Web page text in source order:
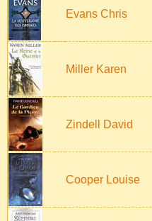
Evans Chris
Miller Karen
Zindell David
Cooper Louise